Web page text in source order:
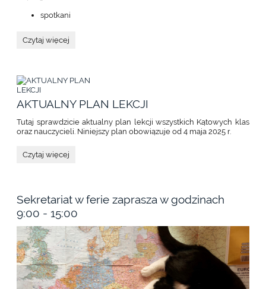
spotkani
DZIEŃ
26
MARCA
GODZINA
18:00:
Czytaj więcej
AKTUALNY PLAN LEKCJI
Tutaj sprawdzicie aktualny plan lekcji wszystkich Kątowych klas
oraz nauczycieli. Niniejszy plan obowiązuje od 4 maja 2025 r.
AKTUALNY
Czytaj więcej
Sekretariat w ferie zaprasza w godzinach
9:00 - 15:00